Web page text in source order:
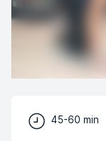
45-60 min